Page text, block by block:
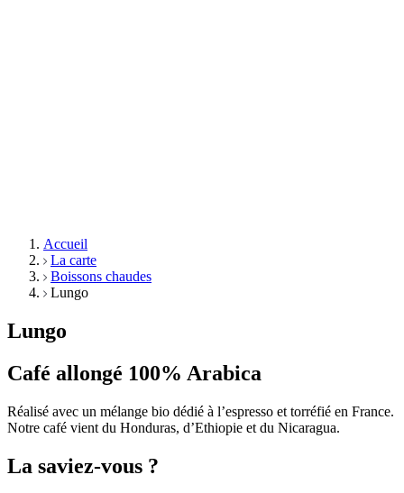
Accueil
La carte
Boissons chaudes
Lungo
Lungo
Café allongé 100% Arabica
Réalisé avec un mélange bio dédié à l’espresso et torréfié en France.
Notre café vient du Honduras, d’Ethiopie et du Nicaragua.
La saviez-vous ?